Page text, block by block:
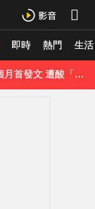
即時 熱門 生活
蔡阿嘎陷爭議！蘿拉神隱19個月首發文 遭酸「詐騙集團回歸」回應了
肥大叔猝逝5天！原訂明直播說明突喊卡 團隊忍痛曝原因